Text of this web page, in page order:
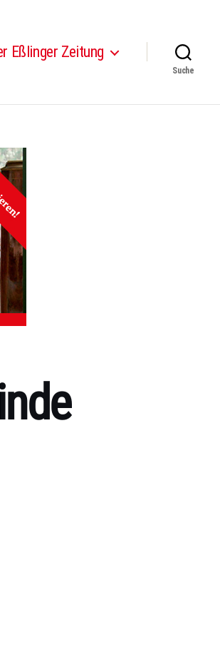
Eßlinger Zeitung
Suche